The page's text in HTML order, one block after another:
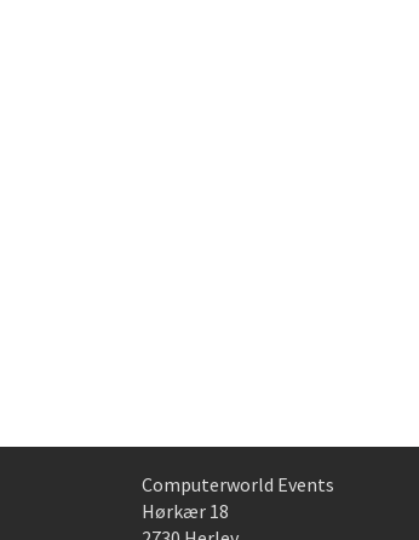
Computerworld Events
Hørkær 18